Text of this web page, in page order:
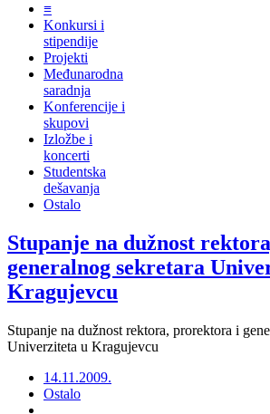
≡
Konkursi i
stipendije
Projekti
Međunarodna
saradnja
Konferencije i
skupovi
Izložbe i
koncerti
Studentska
dešavanja
Ostalo
Stupanje na dužnost
generalnog sekretara
Kragujevcu
Stupanje na dužnost rektora, prorektora i
Univerziteta u Kragujevcu
14.11.2009.
Ostalo